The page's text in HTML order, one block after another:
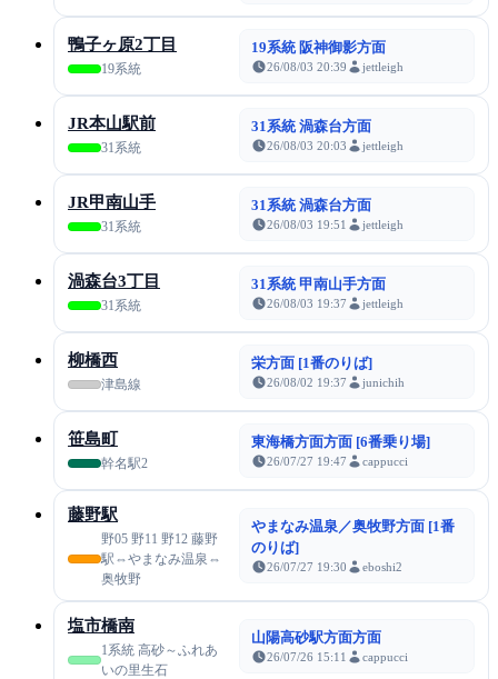
鴨子ヶ原2丁目
19系統
19系統 阪神御影方面
26/08/03 20:39 jettleigh
JR本山駅前
31系統
31系統 渦森台方面
26/08/03 20:03 jettleigh
JR甲南山手
31系統
31系統 渦森台方面
26/08/03 19:51 jettleigh
渦森台3丁目
31系統
31系統 甲南山手方面
26/08/03 19:37 jettleigh
柳橋西
津島線
栄方面 [1番のりば]
26/08/02 19:37 junichih
笹島町
幹名駅2
東海橋方面方面 [6番乗り場]
26/07/27 19:47 cappucci
藤野駅
野05 野11 野12 藤野
駅⇔やまなみ温泉⇔
奥牧野
やまなみ温泉／奥牧野方面 [1番
のりば]
26/07/27 19:30 eboshi2
塩市橋南
1系統 高砂～ふれあ
いの里生石
山陽高砂駅方面方面
26/07/26 15:11 cappucci